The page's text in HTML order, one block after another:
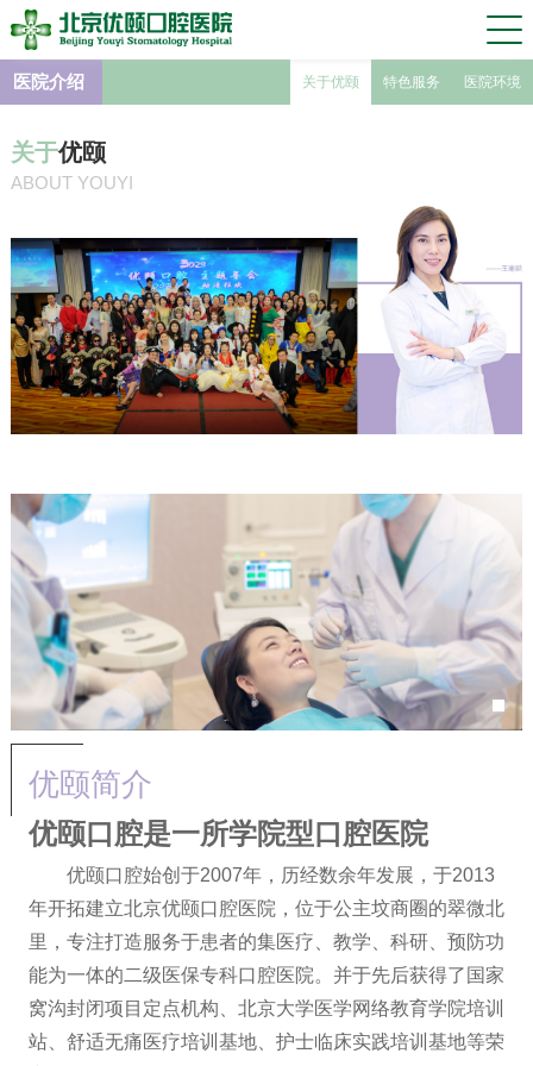
医院介绍 关于优颐 特色服务 医院环境
关于优颐
ABOUT YOUYI
优颐简介
优颐口腔是一所学院型口腔医院
优颐口腔始创于2007年，历经数余年发展，于2013
年开拓建立北京优颐口腔医院，位于公主坟商圈的翠微北
里，专注打造服务于患者的集医疗、教学、科研、预防功
能为一体的二级医保专科口腔医院。并于先后获得了国家
窝沟封闭项目定点机构、北京大学医学网络教育学院培训
站、舒适无痛医疗培训基地、护士临床实践培训基地等荣